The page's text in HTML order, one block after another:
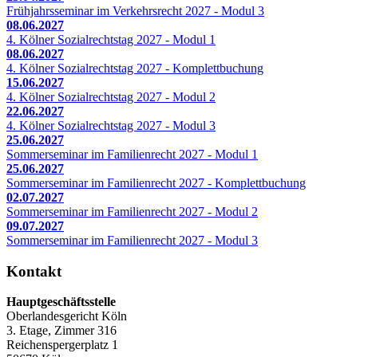
Frühjahrsseminar im Verkehrsrecht 2027 - Modul 3
08.06.2027
4. Kölner Sozialrechtstag 2027 - Modul 1
08.06.2027
4. Kölner Sozialrechtstag 2027 - Komplettbuchung
15.06.2027
4. Kölner Sozialrechtstag 2027 - Modul 2
22.06.2027
4. Kölner Sozialrechtstag 2027 - Modul 3
25.06.2027
Sommerseminar im Familienrecht 2027 - Modul 1
25.06.2027
Sommerseminar im Familienrecht 2027 - Komplettbuchung
02.07.2027
Sommerseminar im Familienrecht 2027 - Modul 2
09.07.2027
Sommerseminar im Familienrecht 2027 - Modul 3
Kontakt
Hauptgeschäftsstelle
Oberlandesgericht Köln
3. Etage, Zimmer 316
Reichenspergerplatz 1